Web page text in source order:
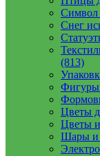
Символ
Снег
(813)
Фигуры
Цветы
Цветы
Шары и